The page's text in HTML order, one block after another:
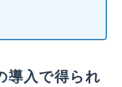
導入で得られ